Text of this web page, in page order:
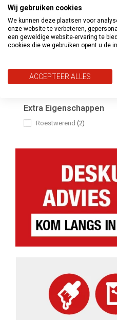
Terpentine (3)
Kleur(dekking)
Dekkend(3)
Hoogglans (1)
Extra Eigenschappen
Roestwerend (2)
Wij gebruiken cookies
We kunnen deze plaatsen voor
onze website te verbeteren,
een geweldige website-ervaring te
cookies die we gebruiken opent u de
ACCEPTEER ALLES